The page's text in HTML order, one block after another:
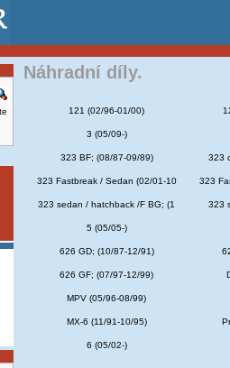
Náhradní díly.
121 (02/96-01/00)
3 (05/09-)
323 BF; (08/87-09/89) 323
323 Fastbreak / Sedan (02/01-10 323
323 sedan / hatchback /F BG; (1 323
5 (05/05-)
626 GD; (10/87-12/91)
626 GF; (07/97-12/99)
MPV (05/96-08/99)
MX-6 (11/91-10/95)
6 (05/02-)